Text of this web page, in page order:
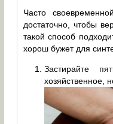
Часто
достаточно, чтобы
такой способ
хорош бужет для
Застирайте
хозяйственное,